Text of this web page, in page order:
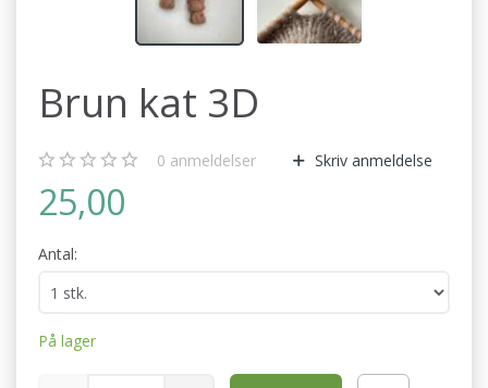
Brun kat 3D
0 anmeldelser Skriv anmeldelse
25,00
Antal:
På lager